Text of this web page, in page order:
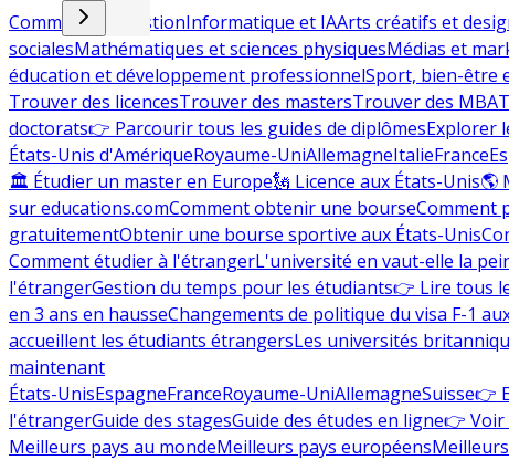
Commerce et gestionInformatique et IAArts créatifs et
socialesMathématiques et sciences physiquesMédias et
éducation et développement professionnelSport, bien-être
Trouver des licencesTrouver des mastersTrouver des MBA
doctorats👉 Parcourir tous les guides de diplômesExplorer
États-Unis d'AmériqueRoyaume-UniAllemagneItalieFrance
🏛 Étudier un master en Europe🗽 Licence aux États-Unis🌎
sur educations.comComment obtenir une bourseComment
gratuitementObtenir une bourse sportive aux États-Unis
Comment étudier à l'étrangerL'université en vaut-elle la
l'étrangerGestion du temps pour les étudiants👉 Lire tous
en 3 ans en hausseChangements de politique du visa F-1
accueillent les étudiants étrangersLes universités
maintenant
États-UnisEspagneFranceRoyaume-UniAllemagneSuisse👉
l'étrangerGuide des stagesGuide des études en ligne👉 Voir
Meilleurs pays au mondeMeilleurs pays européens